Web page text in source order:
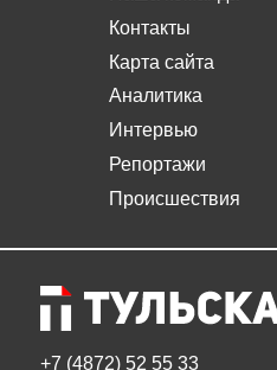
Контакты
Карта сайта
Аналитика
Интервью
Репортажи
Происшествия
+7 (4872) 52 55 33